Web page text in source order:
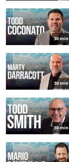
30 min
30 min
30 min